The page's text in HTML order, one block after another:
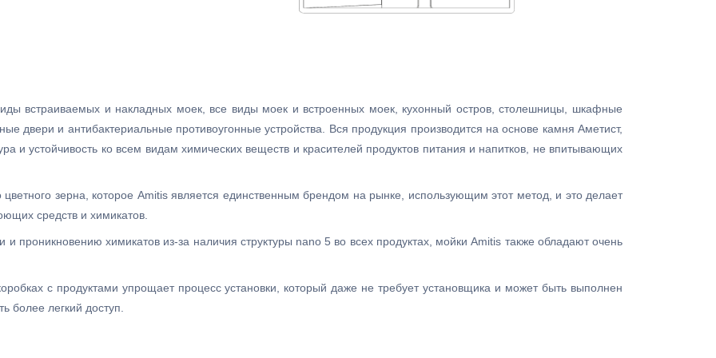
встраиваемых и накладных моек, все виды моек и встроенных моек, кухонный остров, столешницы, шкафные
двери и антибактериальные противоугонные устройства. Вся продукция производится на основе камня Аметист,
и устойчивость ко всем видам химических веществ и красителей продуктов питания и напитков, не впитывающих
цветного зерна, которое Amitis является единственным брендом на рынке, использующим этот метод, и это делает
средств и химикатов.
и проникновению химикатов из-за наличия структуры nano 5 во всех продуктах, мойки Amitis также обладают очень
с продуктами упрощает процесс установки, который даже не требует установщика и может быть выполнен
более легкий доступ.